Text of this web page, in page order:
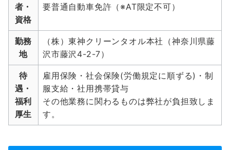
者・
資格
要普通自動車免許（※AT限定不可）
勤務
地
（株）東神クリーンタオル本社（神奈川県藤
沢市藤沢4-2-7）
待
遇・
福利
厚生
雇用保険・社会保険(労働規定に順ずる)・制
服支給・社用携帯貸与
その他業務に関わるものは弊社が負担致しま
す。